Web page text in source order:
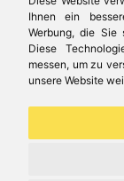
Ihnen ein
Werbung, die Sie
Diese
messen, um zu
unsere Website
Es gibt uns auch in